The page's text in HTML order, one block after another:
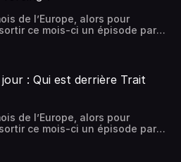
de quitter les
Quelles tensions se cachent
?
de l’Europe, alors pour
ce mois-ci un épisode par
pas sur des épisodes de 40
anecdotes, des choses que
et ceux qui arrivent je suis
trait d’union. Vous ne
européenne ? Dans ce
le Brief Européen
Marchal, voici le lien
00owAC4BII2Zm39B2hthLQ?
cet épisode je vous parle de
: Qui est derrière Trait
de l’Europe, alors pour
ce mois-ci un épisode par
pas sur des épisodes de 40
anecdotes, des choses que